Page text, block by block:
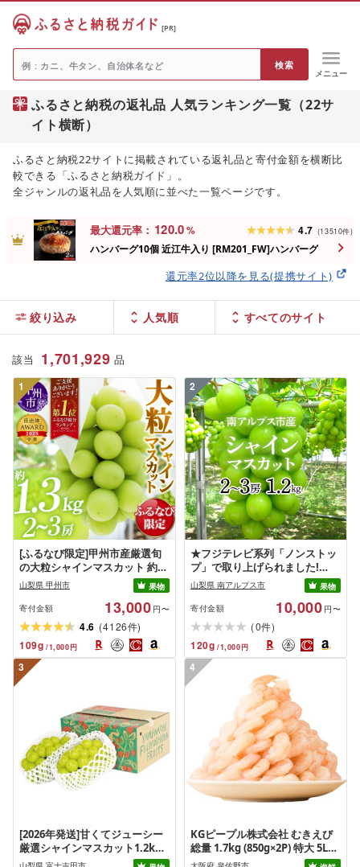
[PR]
メニュー
ふるさと納税の返礼品 人気ランキング一覧（22サ
イト横断）
ふるさと納税22サイトに掲載されている返礼品と寄付金額を横断比
較できる「ふるさと納税ガイド」。
全ジャンルの返礼品を人気順に並べた一覧ページです。
最大還元率： 120.0% 4.7 (13510件)
ハンバーグ10個 近江牛入り [RM201_FW]ハンバーグ
還元率2位以降を見る(提携サイト)
絞り込み 人気順
該当 1,701,929 品
1
[ふるなび限定]甲州市産厳選旬
の大粒シャインマスカット 約
1.3kg 2〜3房[2026年発送]
(MG)B12-472 FN-Limited-VO
シャインマスカット フルーツ
山梨県 甲州市
果物
寄付金額
13,000 円〜
4.6 (4126件)
109g /1,000円
2
★フジテレビ系列「ノンストッ
プ」で取り上げられました!
★[2026年発送先行予約]南アル
プス市産シャインマスカット
1.2kg以上(2〜3房)ふるさと納税
おすすめ 山梨県 南アルプス市
送料無料 AL
山梨県 南アルプス市
果物
寄付金額
10,000 円〜
(0件)
120g /1,000円
3
[2026年発送]甘くてジューシー
厳選シャインマスカット1.2kg
(2026年9月前半(1〜15日)から10
4
KGピープル株式会社 むきえび
総量 1.7kg (850g×2P) 特大 5Lサ
イズ バナメイエビ バラ凍結 下